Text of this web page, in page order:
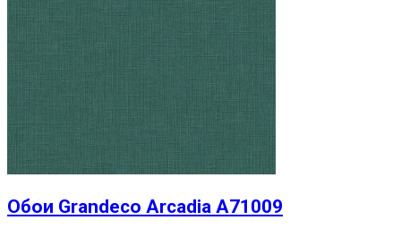
Обои Grandeco Arcadia A71009